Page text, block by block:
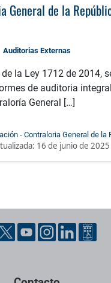
General de la
Auditorias Externas
la Ley 1712 de 2014,
de auditoria
General […]
- Contraloria General de la
16 de junio de
de contacto,